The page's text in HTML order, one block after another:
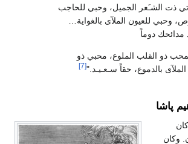
ذت الشـَعر الجميل، وحبي للحاجب
وحبي للعيون الملآى بالغواية…
مدائحك دوماً
ذو القلب الملوع، محبي ذو
الملآى بالدموع، حقاً سـعـيـد."[7]
پاشا
كان
وكان